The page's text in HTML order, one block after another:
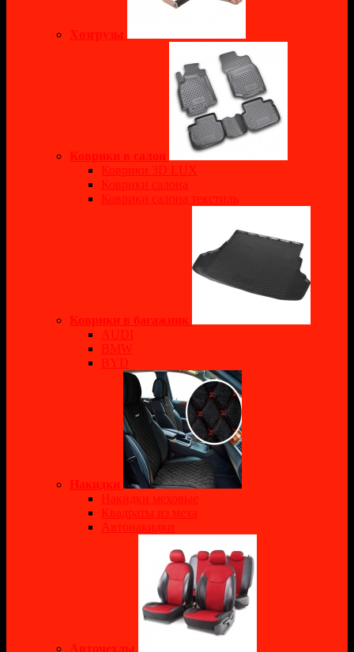
Хозгрузы
Коврики в салон
Коврики 3D LUX
Коврики салона
Коврики салона текстиль
Коврики в багажник
AUDI
BMW
BYD
Накидки
Накидки меховые
Квадраты из меха
Автонакидки
Авточехлы